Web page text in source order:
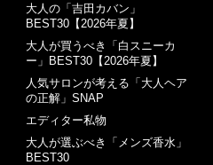
大人の「吉田カバン」
BEST30【2026年夏】
大人が買うべき「白スニーカ
ー」BEST30【2026年夏】
人気サロンが考える「大人ヘア
の正解」SNAP
エディター私物
大人が選ぶべき「メンズ香水」
BEST30